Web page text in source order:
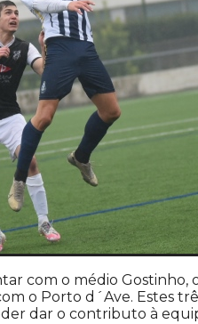
com o médio
o Porto d´Ave. Estes
dar o contributo à